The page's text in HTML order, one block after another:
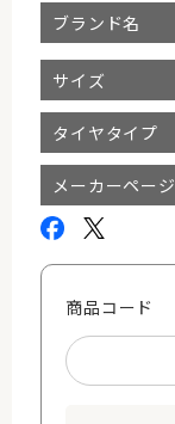
ブランド名
サイズ
タイヤタイプ
メーカーページ
商品コード